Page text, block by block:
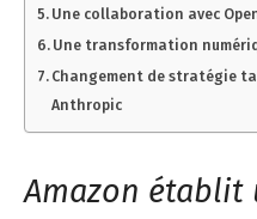
Une collaboration avec
Une transformation
Changement de stratégie
Anthropic
Amazon établit